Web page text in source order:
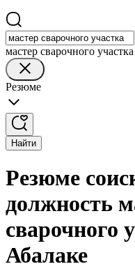
мастер сварочного участка
Резюме
Найти
Резюме
должность
сварочного
Абалаке